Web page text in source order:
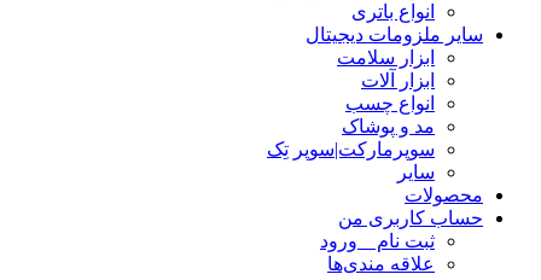
انواع باتری
سایر ملزومات دیجیتال
ابزار سلامت
ابزار آلات
انواع چسب
مد و پوشاک
سوپرمارکت|سوپر تِک
سایر
محصولات
حساب کاربری من
ثبت نام _ ورود
علاقه مندی‌ها